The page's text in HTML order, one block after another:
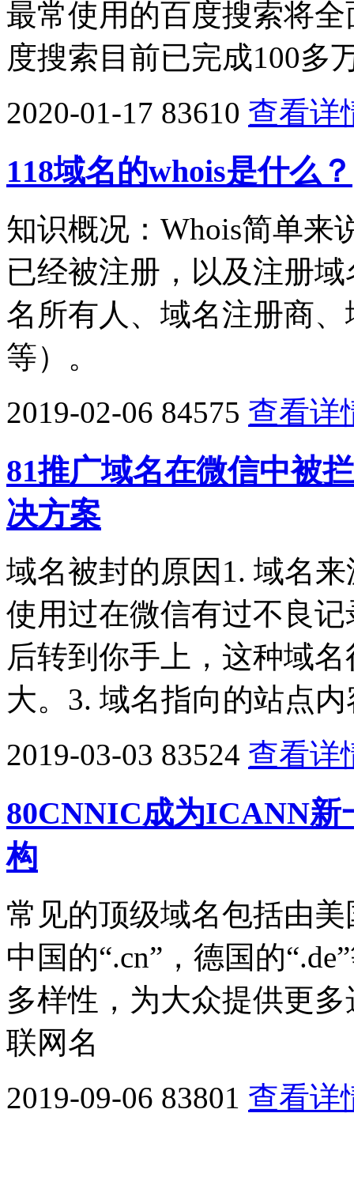
最常使用的百度搜索将
度搜索目前已完成100多
2020-01-17 83610 查看详
118域名的whois是什么？
知识概况：Whois简单来
已经被注册，以及注册
名所有人、域名注册商
等）。
2019-02-06 84575 查看详
81推广域名在微信中被
决方案
域名被封的原因1. 域名
使用过在微信有过不良
后转到你手上，这种域
大。3. 域名指向的站点内
2019-03-03 83524 查看详
80CNNIC成为ICANN新
构
常见的顶级域名包括由美
中国的“.cn”，德国的
多样性，为大众提供更
联网名
2019-09-06 83801 查看详